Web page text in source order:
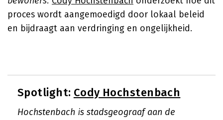
proces wordt aangemoedigd door lokaal beleid
en bijdraagt aan verdringing en ongelijkheid.
Spotlight: Cody Hochstenbach
Hochstenbach is stadsgeograaf aan de